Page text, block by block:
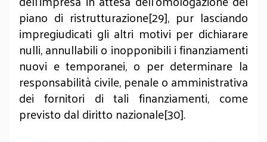
piano di ristrutturazione[29], pur lasciando
impregiudicati gli altri motivi per dichiarare
nulli, annullabili o inopponibili i finanziamenti
nuovi e temporanei, o per determinare la
responsabilità civile, penale o amministrativa
dei fornitori di tali finanziamenti, come
previsto dal diritto nazionale[30].